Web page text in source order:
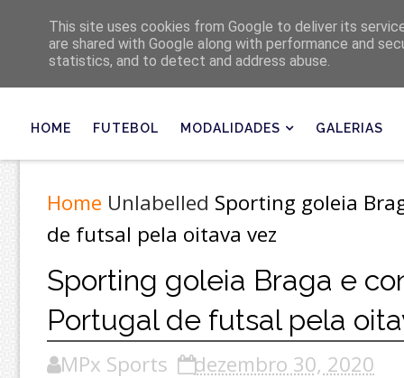
Últimas
HOME FUTEBOL MODALIDADES GALERIAS
Home Unlabelled Sporting goleia
de futsal pela oitava vez
Sporting goleia Braga e
Portugal de futsal pela
MPx Sports dezembro 30, 2020
This site uses cookies from Google to deliver its
are shared with Google along with performance and
statistics, and to detect and address abuse.